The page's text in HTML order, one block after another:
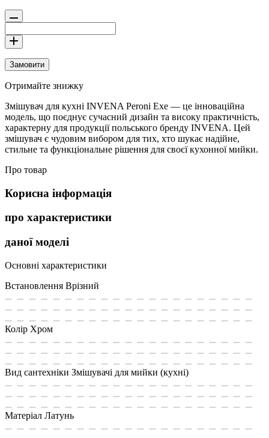
Замовити
Отримайте знижку
Змішувач для кухні INVENA Peroni Exe — це інноваційна
модель, що поєднує сучасний дизайн та високу практичність,
характерну для продукції польського бренду INVENA. Цей
змішувач є чудовим вибором для тих, хто шукає надійне,
стильне та функціональне рішення для своєї кухонної мийки.
Про товар
Корисна інформація
про характеристики
даної моделі
Основні характеристики
Встановлення Врізний
Колір Хром
Вид сантехніки Змішувачі для мийки (кухні)
Матеріал Латунь